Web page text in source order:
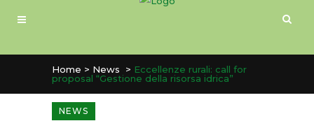
Home > News > Eccellenze rurali: call for
proposal “Gestione della risorsa idrica”
NEWS